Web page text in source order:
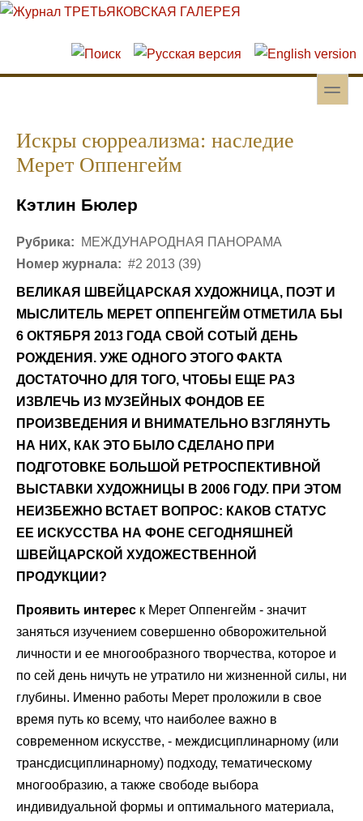
Перейти к основному содержанию
Skip to search
toggle
Искры сюрреализма: наследие
Мерет Оппенгейм
Кэтлин Бюлер
Рубрика:
МЕЖДУНАРОДНАЯ ПАНОРАМА
Номер журнала: #2 2013 (39)
ВЕЛИКАЯ ШВЕЙЦАРСКАЯ ХУДОЖНИЦА, ПОЭТ И
МЫСЛИТЕЛЬ МЕРЕТ ОППЕНГЕЙМ ОТМЕТИЛА БЫ
6 ОКТЯБРЯ 2013 ГОДА СВОЙ СОТЫЙ ДЕНЬ
РОЖДЕНИЯ. УЖЕ ОДНОГО ЭТОГО ФАКТА
ДОСТАТОЧНО ДЛЯ ТОГО, ЧТОБЫ ЕЩЕ РАЗ
ИЗВЛЕЧЬ ИЗ МУЗЕЙНЫХ ФОНДОВ ЕЕ
ПРОИЗВЕДЕНИЯ И ВНИМАТЕЛЬНО ВЗГЛЯНУТЬ
НА НИХ, КАК ЭТО БЫЛО СДЕЛАНО ПРИ
ПОДГОТОВКЕ БОЛЬШОЙ РЕТРОСПЕКТИВНОЙ
ВЫСТАВКИ ХУДОЖНИЦЫ В 2006 ГОДУ. ПРИ ЭТОМ
НЕИЗБЕЖНО ВСТАЕТ ВОПРОС: КАКОВ СТАТУС
ЕЕ ИСКУССТВА НА ФОНЕ СЕГОДНЯШНЕЙ
ШВЕЙЦАРСКОЙ ХУДОЖЕСТВЕННОЙ
ПРОДУКЦИИ?
Проявить интерес к Мерет Оппенгейм - значит
заняться изучением совершенно обворожительной
личности и ее многообразного творчества, которое и
по сей день ничуть не утратило ни жизненной силы, ни
глубины. Именно работы Мерет проложили в свое
время путь ко всему, что наиболее важно в
современном искусстве, - междисциплинарному (или
трансдисциплинарному) подходу, тематическому
многообразию, а также свободе выбора
индивидуальной формы и оптимального материала,